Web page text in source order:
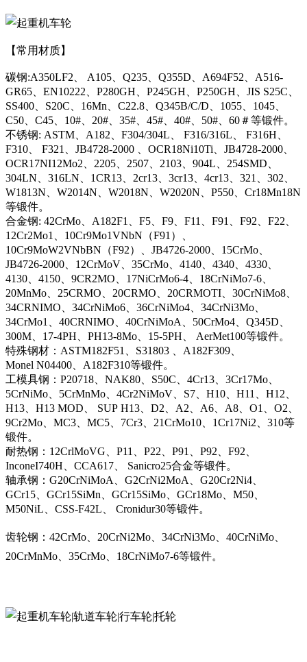
【常用材质】
碳钢:A350LF2、 A105、Q235、Q355D、A694F52、A516-
GR65、EN10222、P280GH、P245GH、P250GH、JIS S25C、
SS400、S20C、16Mn、C22.8、Q345B/C/D、1055、1045、
C50、C45、10#、20#、35#、45#、40#、50#、60＃等锻件。
不锈钢: ASTM、A182、F304/304L、 F316/316L、 F316H、
F310、 F321、JB4728-2000 、OCR18Ni10Ti、JB4728-2000、
OCR17NI12Mo2、2205、2507、2103、904L、254SMD、
304LN、316LN、1CR13、2cr13、3cr13、4cr13、321、302、
W1813N、W2014N、W2018N、W2020N、P550、Cr18Mn18N
等锻件。
合金钢: 42CrMo、A182F1、F5、F9、F11、F91、F92、F22、
12Cr2Mo1、10Cr9Mo1VNbN（F91）、
10Cr9MoW2VNbBN（F92）、JB4726-2000、15CrMo、
JB4726-2000、12CrMoV、35CrMo、4140、4340、4330、
4130、4150、9CR2MO、17NiCrMo6-4、18CrNiMo7-6、
20MnMo、25CRMO、20CRMO、20CRMOTI、30CrNiMo8、
34CRNIMO、34CrNiMo6、36CrNiMo4、34CrNi3Mo、
34CrMo1、40CRNIMO、40CrNiMoA、50CrMo4、Q345D、
300M、17-4PH、PH13-8Mo、15-5PH、 AerMet100等锻件。
特殊钢材：ASTM182F51、S31803 、A182F309、
Monel N04400、A182F310等锻件。
工模具钢：P20718、NAK80、S50C、4Cr13、3Cr17Mo、
5CrNiMo、5CrMnMo、4Cr2NiMoV、S7、H10、H11、H12、
H13、H13 MOD、 SUP H13、D2、A2、A6、A8、O1、O2、
9Cr2Mo、MC3、MC5、7Cr3、21CrMo10、1Cr17Ni2、310等
锻件。
耐热钢：12CrlMoVG、P11、P22、P91、P92、F92、
InconeI740H、CCA617、 Sanicro25合金等锻件。
轴承钢：G20CrNiMoA、G2CrNi2MoA、G20Cr2Ni4、
GCr15、GCr15SiMn、GCr15SiMo、GCr18Mo、M50、
M50NiL、CSS-F42L、 Cronidur30等锻件。
齿轮钢：42CrMo、20CrNi2Mo、34CrNi3Mo、40CrNiMo、
20CrMnMo、35CrMo、18CrNiMo7-6等锻件。